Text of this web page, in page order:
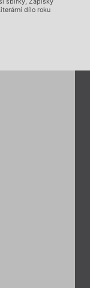
dílo roku